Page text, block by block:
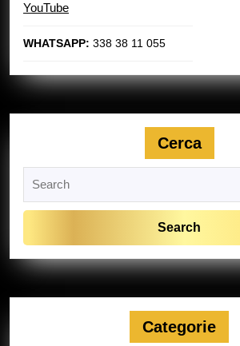
YouTube
WHATSAPP: 338 38 11 055
Cerca
for:
Categorie